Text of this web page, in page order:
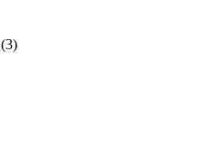
(3)